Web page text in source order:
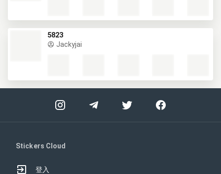
5823
Jackyjai
Stickers Cloud
登入